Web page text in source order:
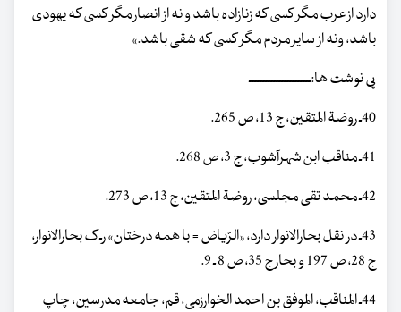
دارد از عرب مگر کسی که زنازاده باشد و نه از انصار مگر کسی که یهودی
باشد، ونه از سایر مردم مگر کسی که شقی باشد.»
پی نوشت ها:ـــــــــــــــــــــــ
40ـ روضة المتقین، ج 13، ص 265.
41ـ مناقب ابن شهرآشوب، ج 3، ص 268.
42ـ محمد تقی مجلسی، روضة المتقین، ج 13، ص 273.
43ـ در نقل بحارالانوار دارد، «الرّیاض = با همه درختان» رـ ک بحارالانوار،
ج 28، ص 197 و بحار ج 35، ص 8 ـ 9.
44ـ المناقب، الموفق بن احمد الخوارزمی، قم، جامعه مدرسین، چاپ